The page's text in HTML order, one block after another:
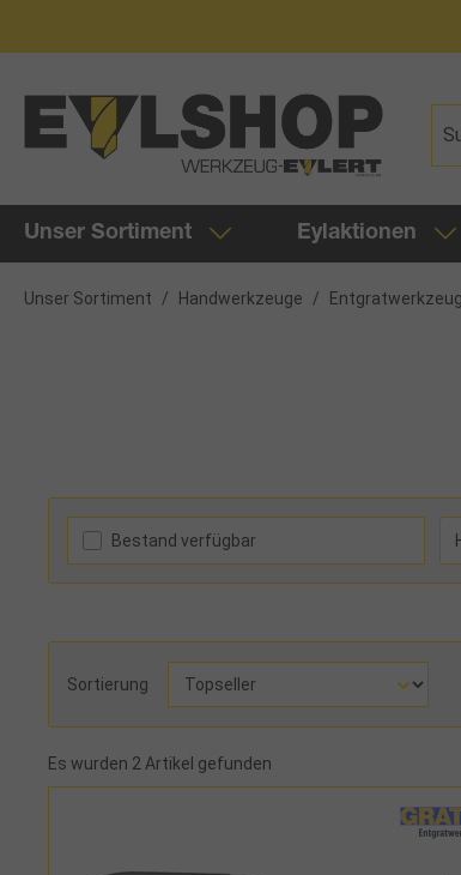
Unser Sortiment Eylaktionen
Unser Sortiment / Handwerkzeuge /
Bestand verfügbar
Sortierung
Es wurden 2 Artikel gefunden